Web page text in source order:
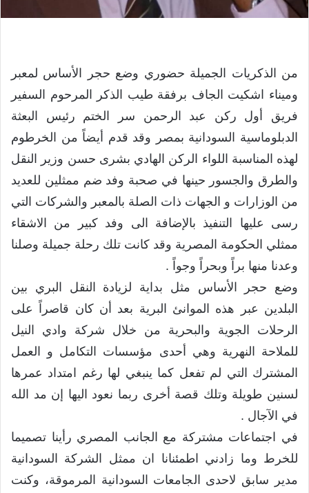
من الذكريات الجميلة حضوري وضع حجر الأساس لمعبر
وميناء اشكيت الجاف برفقة طيب الذكر المرحوم السفير
فريق أول ركن عبد الرحمن سر الختم رئيس البعثة
الدبلوماسية السودانية بمصر وقد قدم أيضاً من الخرطوم
لهذه المناسبة اللواء الركن الهادي بشرى حسن وزير النقل
والطرق والجسور حينها في صحبة وفد ضم ممثلين للعديد
من الوزارات و الجهات ذات الصلة بالمعبر والشركات التي
رسى عليها التنفيذ بالإضافة الى وفد كبير من الاشقاء
ممثلي الحكومة المصرية وقد كانت تلك رحلة جميلة وصلنا
وعدنا منها براً وبحراً وجواً .
وضع حجر الأساس مثل بداية لزيادة النقل البري بين
البلدين عبر هذه الموانئ البرية بعد أن كان قاصراً على
الرحلات الجوية والبحرية من خلال شركة وادي النيل
للملاحة النهرية وهي أحدى مؤسسات التكامل و العمل
المشترك التي لم تفعل كما ينبغي لها رغم امتداد عمرها
لسنين طويلة وتلك قصة أخرى ربما نعود اليها إن مد الله
في الآجال .
في اجتماعات مشتركة مع الجانب المصري رأينا تصميما
للخرط وما زادني اطمئنانا ان ممثل الشركة السودانية
مدير سابق لاحدى الجامعات السودانية المرموقة، وكنت